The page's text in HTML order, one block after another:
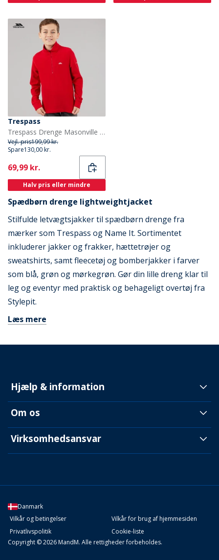
Trespass
Trespass Drenge Masonville Fleece Rød
Vejl. pris199,99 kr.
Spare130,00 kr.
Current
69,99 kr.
Halv pris eller mindre
Spædbørn drenge lightweightjacket
Stilfulde letvægtsjakker til spædbørn drenge fra
mærker som Trespass og Name It. Sortimentet
inkluderer jakker og frakker, hættetrøjer og
sweatshirts, samt fleecetøj og bomberjakker i farver
som blå, grøn og mørkegrøn. Gør din lille dreng klar til
leg og eventyr med praktisk og behageligt overtøj fra
Stylepit.
Læs mere
Hjælp & information
Om os
Virksomhedsansvar
Danmark
Vilkår og betingelser
Vilkår for brug af hjemmesiden
Privatlivspolitik
Cookie-liste
Copyright © 2026 MandM. Alle rettigheder forbeholdes.